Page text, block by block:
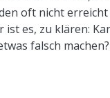
oft nicht erreicht
ist es, zu klären:
falsch machen?